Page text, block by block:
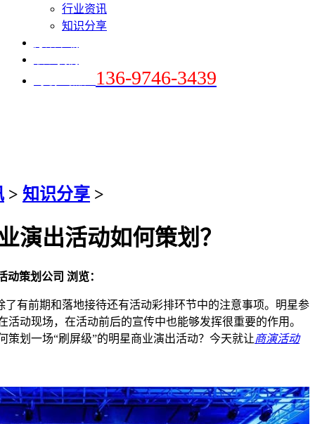
行业资讯
知识分享
136-9746-3439
> 知识分享 >
演出活动如何策划？
动策划公司 浏览：
前期和落地接待还有活动彩排环节中的注意事项。明星参
动现场，在活动前后的宣传中也能够发挥很重要的作用。
策划一场“刷屏级”的明星商业演出活动？今天就让商演活动